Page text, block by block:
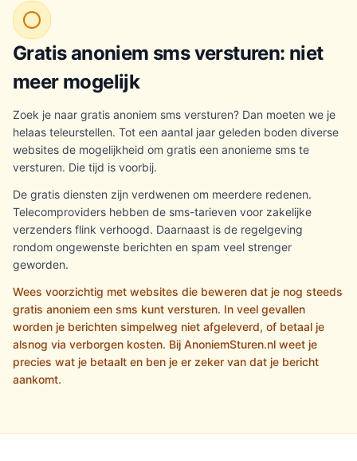
Gratis anoniem sms versturen: niet
meer mogelijk
Zoek je naar gratis anoniem sms versturen? Dan moeten we je
helaas teleurstellen. Tot een aantal jaar geleden boden diverse
websites de mogelijkheid om gratis een anonieme sms te
versturen. Die tijd is voorbij.
De gratis diensten zijn verdwenen om meerdere redenen.
Telecomproviders hebben de sms-tarieven voor zakelijke
verzenders flink verhoogd. Daarnaast is de regelgeving
rondom ongewenste berichten en spam veel strenger
geworden.
Wees voorzichtig met websites die beweren dat je nog steeds
gratis anoniem een sms kunt versturen. In veel gevallen
worden je berichten simpelweg niet afgeleverd, of betaal je
alsnog via verborgen kosten. Bij AnoniemSturen.nl weet je
precies wat je betaalt en ben je er zeker van dat je bericht
aankomt.